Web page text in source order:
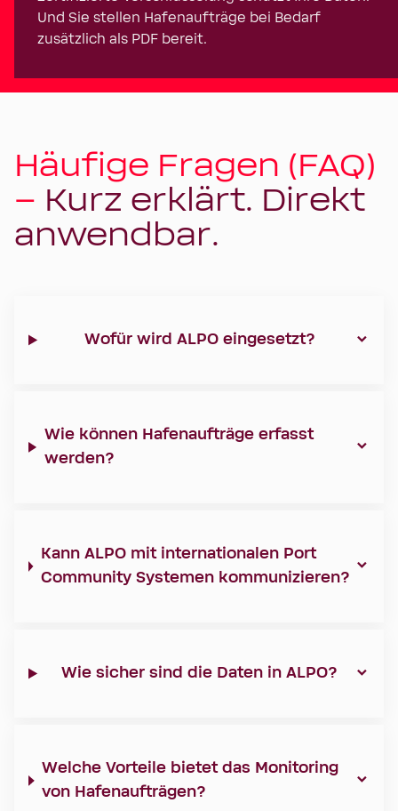
Und Sie stellen Hafenaufträge bei Bedarf
zusätzlich als PDF bereit.
Häufige Fragen (FAQ)
– Kurz erklärt. Direkt
anwendbar.
Wofür wird ALPO eingesetzt?
Wie können Hafenaufträge erfasst
werden?
Kann ALPO mit internationalen Port
Community Systemen kommunizieren?
Wie sicher sind die Daten in ALPO?
Welche Vorteile bietet das Monitoring
von Hafenaufträgen?